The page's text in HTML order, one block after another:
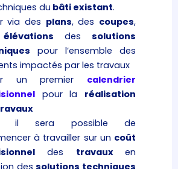
du bâti existant.
via des plans, des coupes,
élévations dessolutions
pour l’ensemble des
impactés par les travaux
un premier calendrier
pour la réalisation
il sera possible de
à travailler sur un coût
des travauxen
dessolutions techniques